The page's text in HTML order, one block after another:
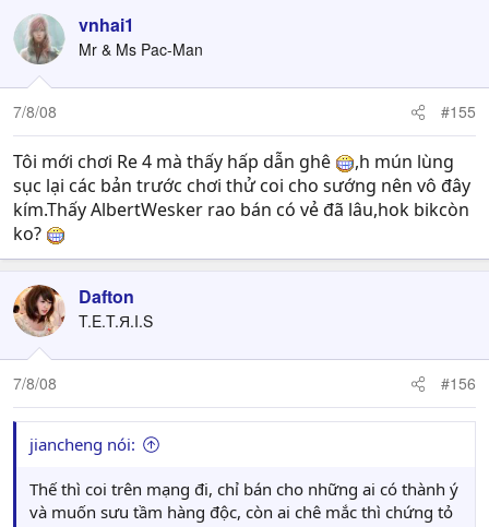
vnhai1
Mr & Ms Pac-Man
7/8/08 #155
Tôi mới chơi Re 4 mà thấy hấp dẫn ghê
,h mún lùng
sục lại các bản trước chơi thử coi cho sướng nên vô đây
kím.Thấy AlbertWesker rao bán có vẻ đã lâu,hok bikcòn
ko?
Dafton
T.E.T.Я.I.S
7/8/08 #156
jiancheng nói:
Thế thì coi trên mạng đi, chỉ bán cho những ai có thành ý
và muốn sưu tầm hàng độc, còn ai chê mắc thì chứng tỏ